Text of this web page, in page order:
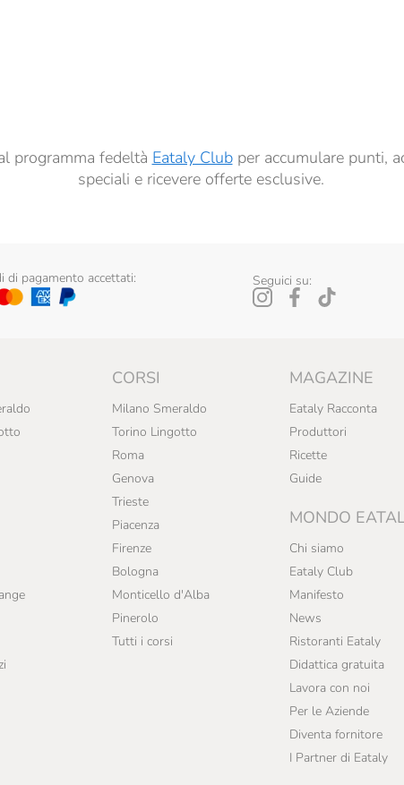
programma fedeltà Eataly Clubper accumulare punti,
speciali e ricevere offerte esclusive.
di pagamento accettati: Seguici su:
CORSI
Milano Smeraldo
Torino Lingotto
Roma
Genova
Trieste
Piacenza
Firenze
Bologna
Monticello d'Alba
Pinerolo
Tutti i corsi
MAGAZINE
Eataly Racconta
Produttori
Ricette
Guide
MONDO
Chi siamo
Eataly Club
Manifesto
News
Ristoranti Eataly
Didattica gratuita
Lavora con noi
Per le Aziende
Diventa fornitore
I Partner di Eataly